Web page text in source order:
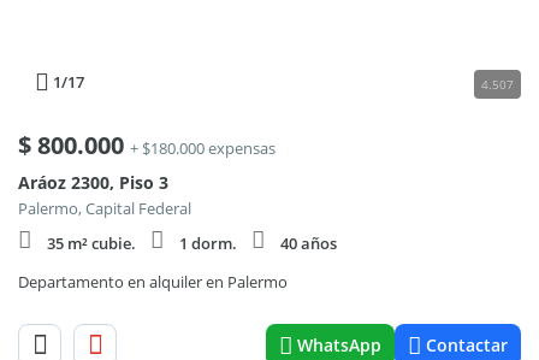
1/17 4.507
$800.000 + $180.000 expensas
Aráoz 2300, Piso 3
Palermo, Capital Federal
35 m² cubie.
1 dorm.
40 años
Departamento en alquiler en Palermo
WhatsApp Contactar